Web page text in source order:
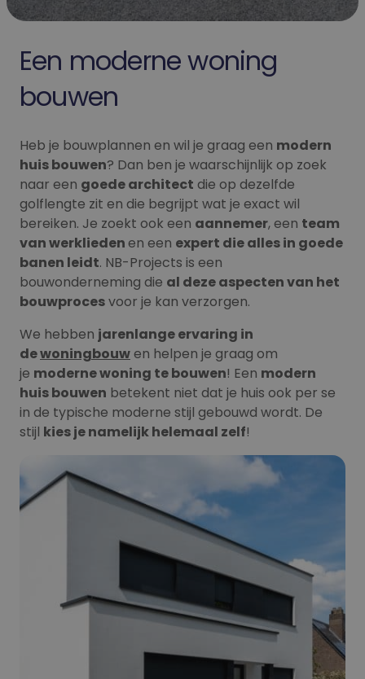
Een moderne woning
bouwen
Heb je bouwplannen en wil je graag een modern
huis bouwen? Dan ben je waarschijnlijk op zoek
naar een goede architect die op dezelfde
golflengte zit en die begrijpt wat je exact wil
bereiken. Je zoekt ook een aannemer, een team
van werkliedenen een expert die alles in goede
banen leidt. NB-Projects is een
bouwonderneming die al deze aspecten van het
bouwprocesvoor je kan verzorgen.
We hebben jarenlange ervaring in
dewoningbouwen helpen je graag om
je moderne woning te bouwen! Een modern
huis bouwen betekent niet dat je huis ook per se
in de typische moderne stijl gebouwd wordt. De
stijl kies je namelijk helemaal zelf!